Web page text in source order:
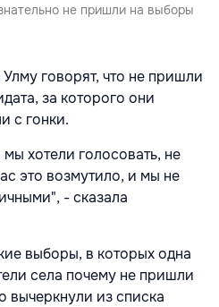
не пришли на выборы
говорят, что не пришли
за которого они
с гонки.
хотели голосовать, не
это возмутило, и мы не
- сказала
выборы, в которых одна
села почему не пришли
вычеркнули из списка